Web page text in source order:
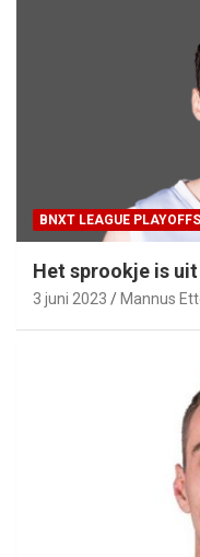
BNXT LEAGUE PLAYOFFS
Het sprookje is
3 juni 2023 Mannus